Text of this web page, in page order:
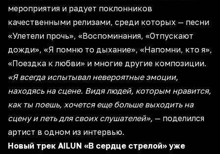
мероприятия и радует поклонников
качественными релизами, среди которых — песни
«Улетели прочь», «Воспоминания, «Отпускают
дожди», «Я помню то дыхание», «Напомни, кто я»,
«Поездка к любви» и многие другие композиции.
«Я всегда испытывал невероятные эмоции,
находясь на сцене. Видя людей, которым нравится,
как ты поешь, хочется еще больше выходить на
сцену и петь для своих слушателей», — поделился
артист в одном из интервью.
Новый трек AILUN «В сердце стрелой» уже